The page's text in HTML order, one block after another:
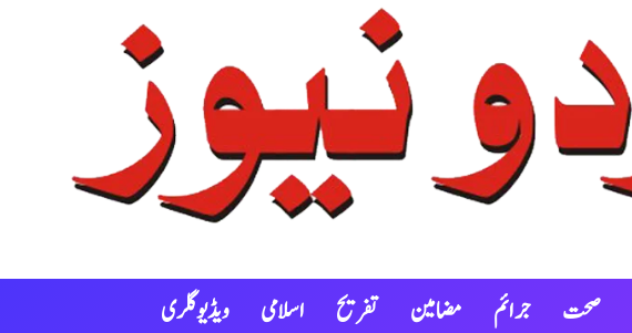
صحت جرائم مضامین تفریح اسلامی ویڈیو گلری